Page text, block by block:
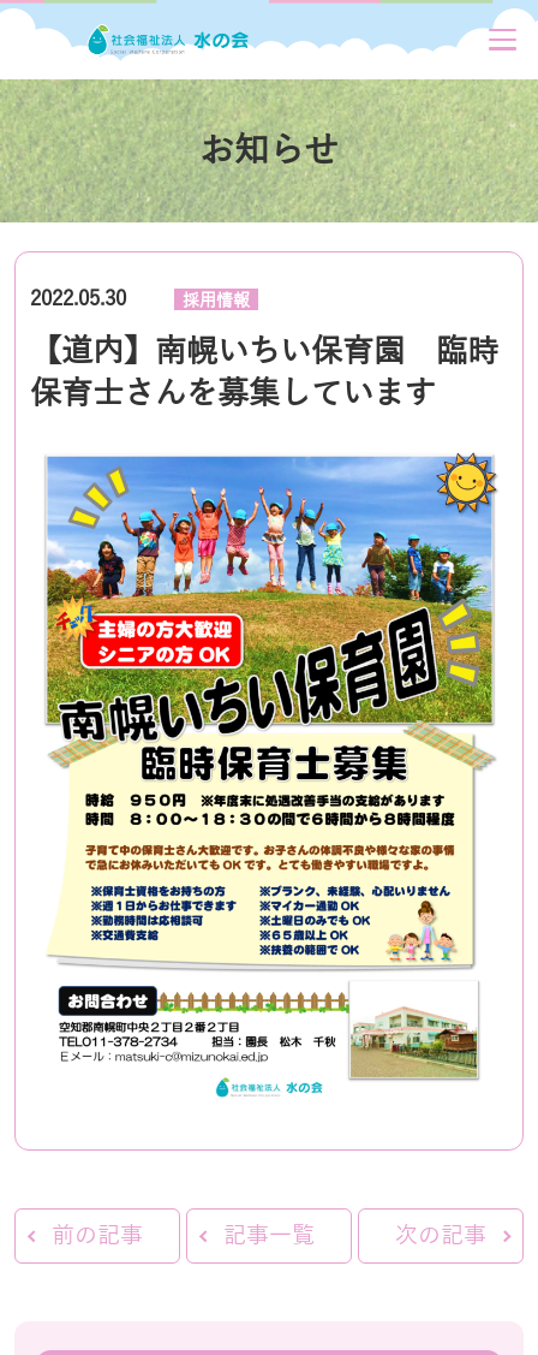
お知らせ
2022.05.30 採用情報
【道内】南幌いちい保育園 臨時
保育士さんを募集しています
前の記事 記事一覧 次の記事